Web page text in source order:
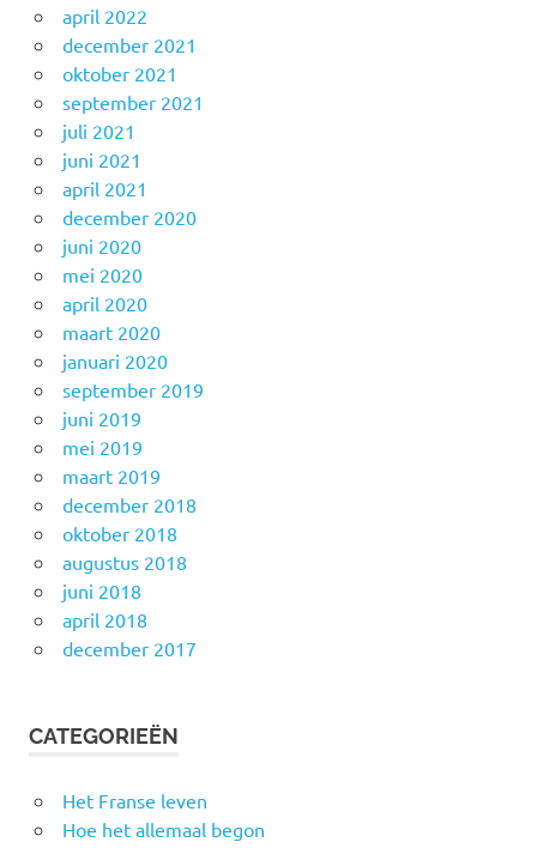
april 2022
december 2021
oktober 2021
september 2021
juli 2021
juni 2021
april 2021
december 2020
juni 2020
mei 2020
april 2020
maart 2020
januari 2020
september 2019
juni 2019
mei 2019
maart 2019
december 2018
oktober 2018
augustus 2018
juni 2018
april 2018
december 2017
CATEGORIEËN
Het Franse leven
Hoe het allemaal begon